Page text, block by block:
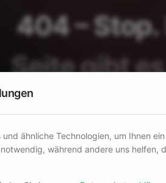
ähnliche Technologien, um Ihnen
während andere uns helfen,